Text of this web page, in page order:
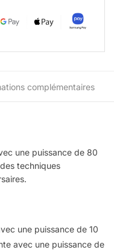
complémentaires
une puissance de 80
techniques
une puissance de 10
avec une puissance de